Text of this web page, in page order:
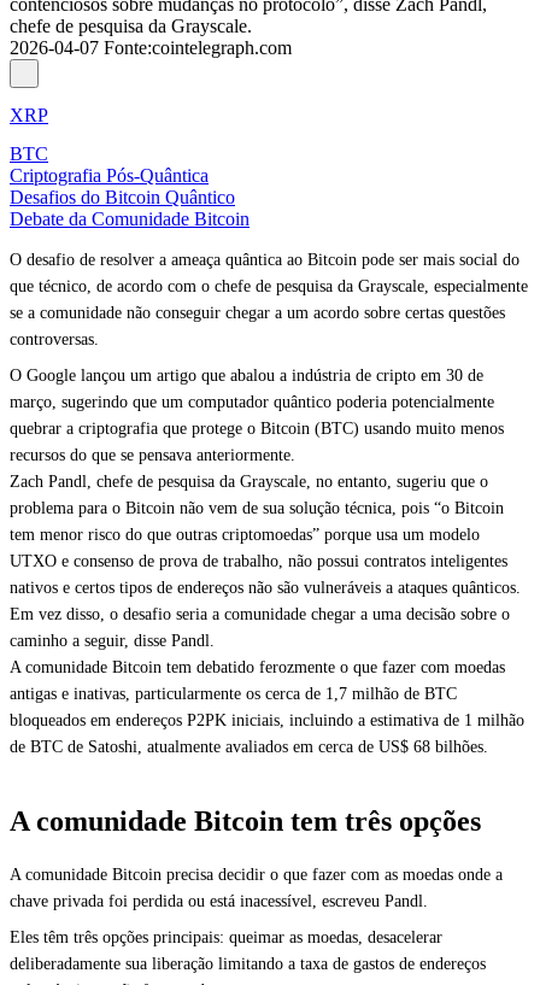
contenciosos sobre mudanças no protocolo”, disse Zach Pandl,
chefe de pesquisa da Grayscale.
2026-04-07 Fonte:cointelegraph.com
XRP
BTC
Criptografia Pós-Quântica
Desafios do Bitcoin Quântico
Debate da Comunidade Bitcoin
O desafio de resolver a ameaça quântica ao Bitcoin pode ser mais social do
que técnico, de acordo com o chefe de pesquisa da Grayscale, especialmente
se a comunidade não conseguir chegar a um acordo sobre certas questões
controversas.
O Google lançou um artigo que abalou a indústria de cripto em 30 de
março, sugerindo que um computador quântico poderia potencialmente
quebrar a criptografia que protege o Bitcoin (BTC) usando muito menos
recursos do que se pensava anteriormente.
Zach Pandl, chefe de pesquisa da Grayscale, no entanto, sugeriu que o
problema para o Bitcoin não vem de sua solução técnica, pois “o Bitcoin
tem menor risco do que outras criptomoedas” porque usa um modelo
UTXO e consenso de prova de trabalho, não possui contratos inteligentes
nativos e certos tipos de endereços não são vulneráveis a ataques quânticos.
Em vez disso, o desafio seria a comunidade chegar a uma decisão sobre o
caminho a seguir, disse Pandl.
A comunidade Bitcoin tem debatido ferozmente o que fazer com moedas
antigas e inativas, particularmente os cerca de 1,7 milhão de BTC
bloqueados em endereços P2PK iniciais, incluindo a estimativa de 1 milhão
de BTC de Satoshi, atualmente avaliados em cerca de US$ 68 bilhões.
A comunidade Bitcoin tem três opções
A comunidade Bitcoin precisa decidir o que fazer com as moedas onde a
chave privada foi perdida ou está inacessível, escreveu Pandl.
Eles têm três opções principais: queimar as moedas, desacelerar
deliberadamente sua liberação limitando a taxa de gastos de endereços